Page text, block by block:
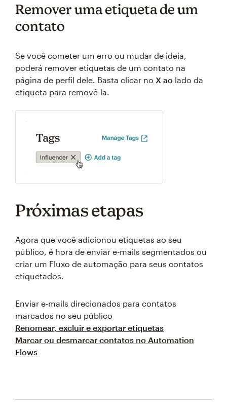
Remover uma etiqueta de um
contato
Se você cometer um erro ou mudar de ideia,
poderá remover etiquetas de um contato na
página de perfil dele. Basta clicar no X ao lado da
etiqueta para removê-la.
Próximas etapas
Agora que você adicionou etiquetas ao seu
público, é hora de enviar e-mails segmentados ou
criar um Fluxo de automação para seus contatos
etiquetados.
Enviar e-mails direcionados para contatos
marcados no seu público
Renomear, excluir e exportar etiquetas
Marcar ou desmarcar contatos no Automation
Flows